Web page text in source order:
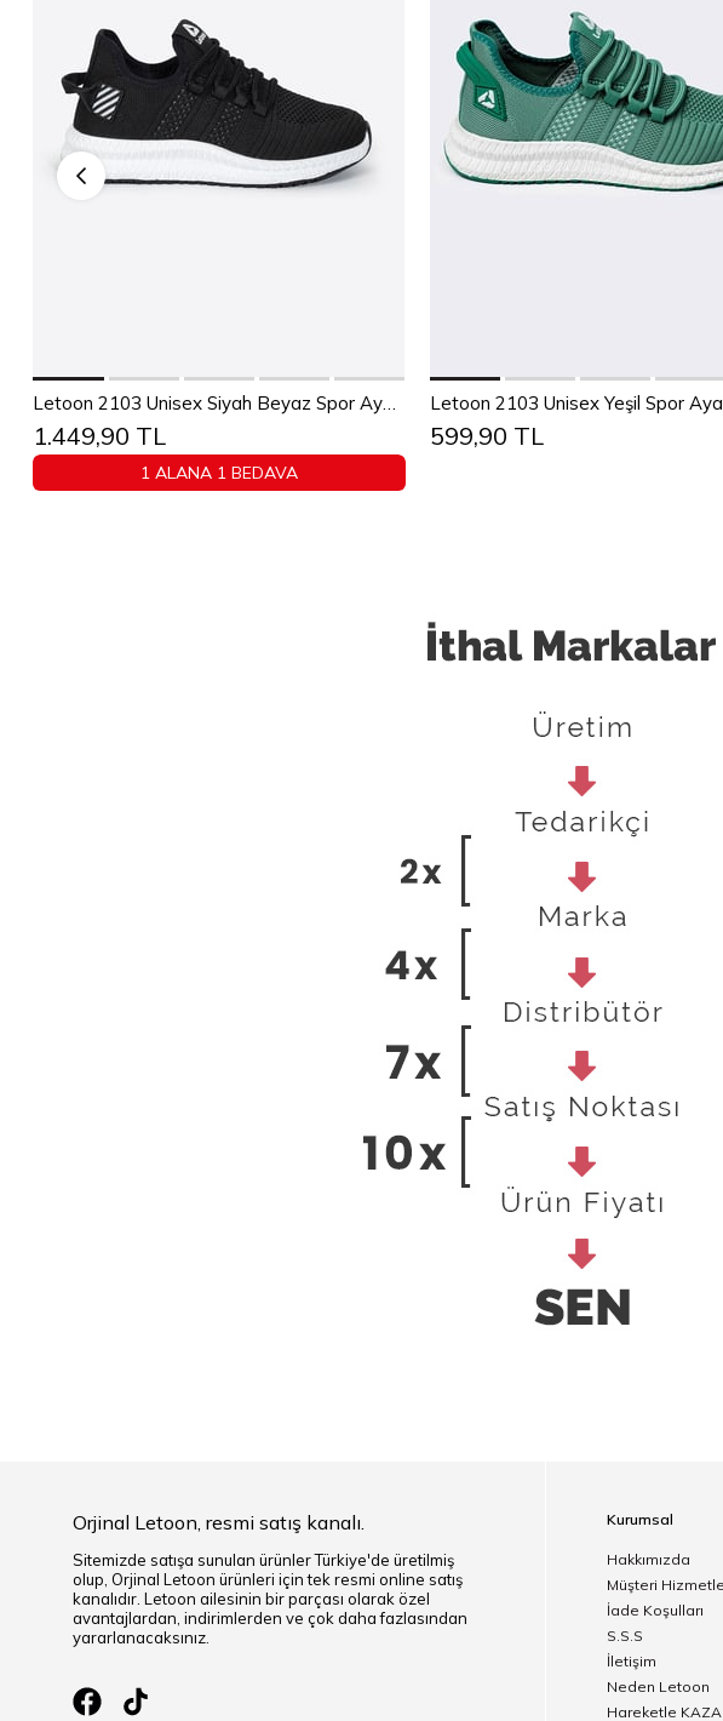
Sepete Ekle
37 38 39 40 42
43
1.449,90 TL
1 ALANA 1 BEDAVA
Sepete Ekle
37 38 39 40
Letoon 2103 Unisex Yeşil Spor
599,90 TL
Orjinal Letoon, resmi satış kanalı.
Sitemizde satışa sunulan ürünler Türkiye'de üretilmiş
olup, Orjinal Letoon ürünleri için tek resmi online satış
kanalıdır. Letoon ailesinin bir parçası olarak özel
avantajlardan, indirimlerden ve çok daha fazlasından
yararlanacaksınız.
Kurumsal
Hakkımızda
Müşteri
İade Koşulları
S.S.S
İletişim
Neden Letoon
Hareketle